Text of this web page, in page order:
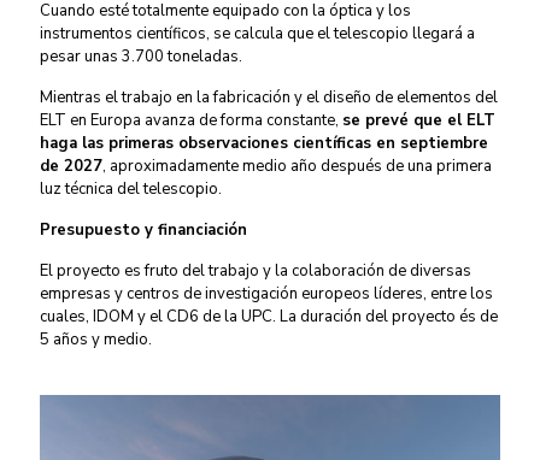
Cuando esté totalmente equipado con la óptica y los
instrumentos científicos, se calcula que el telescopio llegará a
pesar unas 3.700 toneladas.
Mientras el trabajo en la fabricación y el diseño de elementos del
ELT en Europa avanza de forma constante, se prevé que el ELT
haga las primeras observaciones científicas en septiembre
de 2027, aproximadamente medio año después de una primera
luz técnica del telescopio.
Presupuesto y financiación
El proyecto es fruto del trabajo y la colaboración de diversas
empresas y centros de investigación europeos líderes, entre los
cuales, IDOM y el CD6 de la UPC. La duración del proyecto és de
5 años y medio.